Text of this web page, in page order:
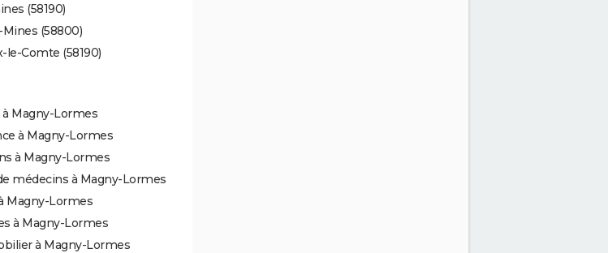
(58190)
(58800)
le-Comte (58190)
Magny-Lormes
à Magny-Lormes
à Magny-Lormes
médecins à Magny-Lormes
Magny-Lormes
à Magny-Lormes
à Magny-Lormes